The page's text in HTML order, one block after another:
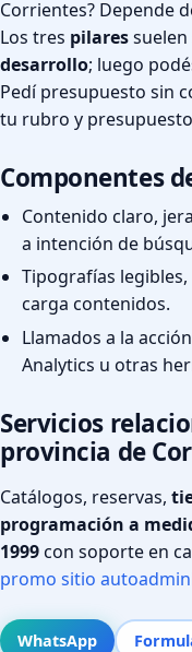
Corrientes? Depende
Los tres pilaressuelen
desarrollo; luego
Pedí presupuesto sin
tu rubro y
Componentes
Contenido claro,
a intención de
Tipografías
carga contenidos.
Llamados a la
Analytics u otras
Servicios
provincia de
Catálogos, reservas,
programación a
1999con soporte en
promo sitio
WhatsApp